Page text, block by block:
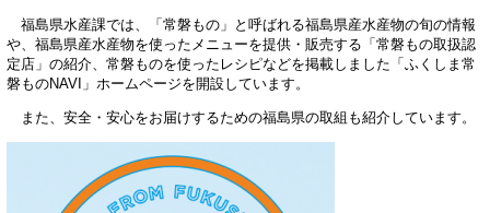
福島県水産課では、「常磐もの」と呼ばれる福島県産水産物の旬の情報
や、福島県産水産物を使ったメニューを提供・販売する「常磐もの取扱認
定店」の紹介、常磐ものを使ったレシピなどを掲載しました「ふくしま常
磐ものNAVI」ホームページを開設しています。
また、安全・安心をお届けするための福島県の取組も紹介しています。